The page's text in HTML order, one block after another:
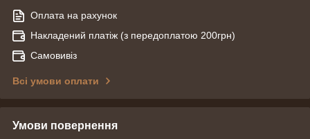
Оплата на рахунок
Накладений платіж (з передоплатою 200грн)
Самовивіз
Всі умови оплати
Умови повернення